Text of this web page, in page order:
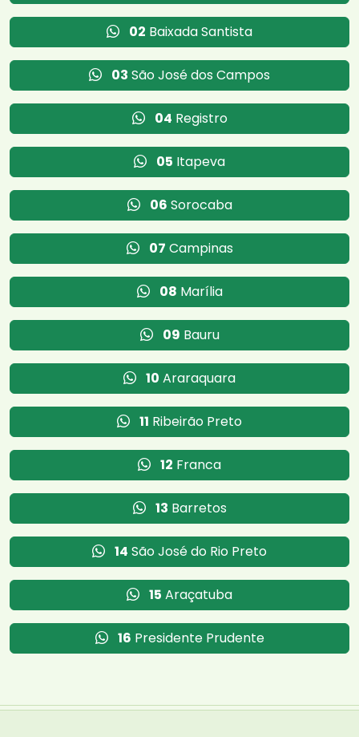
02 Baixada Santista
03 São José dos Campos
04 Registro
05 Itapeva
06 Sorocaba
07 Campinas
08 Marília
09 Bauru
10 Araraquara
11 Ribeirão Preto
12 Franca
13 Barretos
14 São José do Rio Preto
15 Araçatuba
16 Presidente Prudente